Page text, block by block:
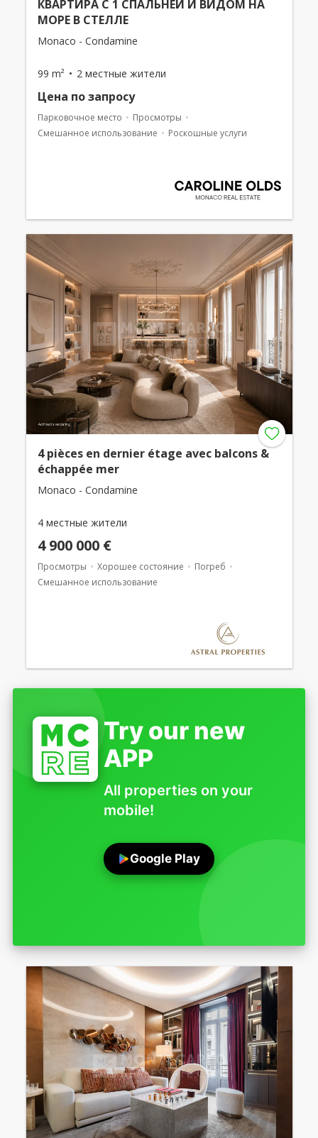
КВАРТИРА С 1 СПАЛЬНЕЙ И ВИДОМ НА
МОРЕ В СТЕЛЛЕ
Monaco - Condamine
99 m² 2 местные жители
Цена по запросу
Парковочное место
Просмотры
Смешанное использование
Роскошные услуги
4 pièces en dernier étage avec balcons &
échappée mer
Monaco - Condamine
4 местные жители
4 900 000 €
Просмотры Хорошее состояние
Погреб
Смешанное использование
Try our new
APP
All properties on your
mobile!
Google Play